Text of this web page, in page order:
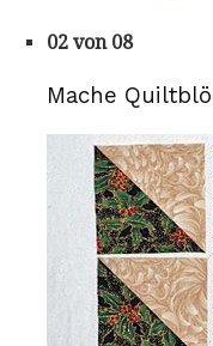
02 von 08
Mache